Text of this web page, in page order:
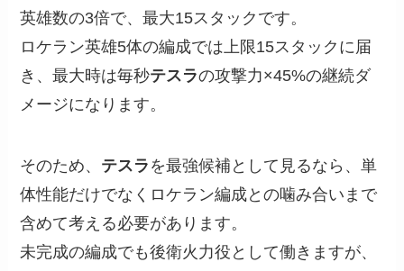
英雄数の3倍で、最大15スタックです。
ロケラン英雄5体の編成では上限15スタックに届
き、最大時は毎秒テスラの攻撃力×45%の継続ダ
メージになります。
そのため、 テスラ を最強候補として見るなら、単
体性能だけでなくロケラン編成との噛み合いまで
含めて考える必要があります。
未完成の編成でも後衛火力役として働きますが、